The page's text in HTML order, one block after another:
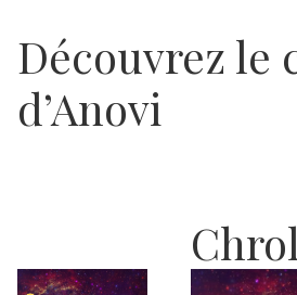
Découvrez le
d’Anovi